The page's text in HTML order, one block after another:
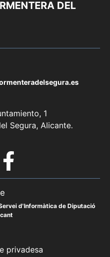
DEL
1
Segura, Alicante.
d'Informàtica de Diputació
privadesa